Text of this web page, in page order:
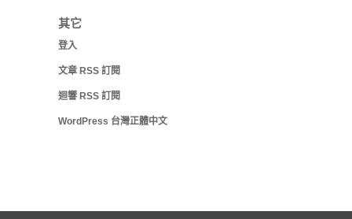
其它
登入
文章 RSS 訂閱
迴響 RSS 訂閱
WordPress 台灣正體中文